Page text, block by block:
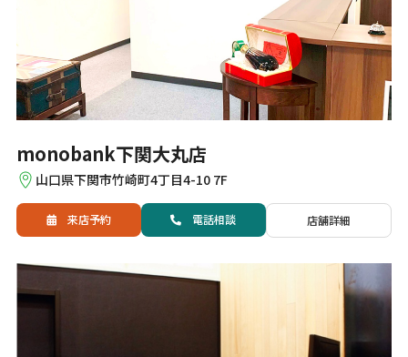
monobank下関大丸店
山口県下関市竹崎町4丁目4-10 7F
来店予約 電話相談 店舗詳細